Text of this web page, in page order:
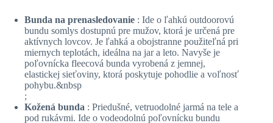
Bunda na prenasledovanie : Ide o ľahkú outdoorovú
bundu somlys dostupnú pre mužov, ktorá je určená pre
aktívnych lovcov. Je ľahká a obojstranne použiteľná pri
miernych teplotách, ideálna na jar a leto. Navyše je
poľovnícka fleecová bunda vyrobená z jemnej,
elastickej sieťoviny, ktorá poskytuje pohodlie a voľnosť
pohybu.&nbsp
;
Kožená bunda : Priedušné, vetruodolné jarmá na tele a
pod rukávmi. Ide o vodeodolnú poľovnícku bundu